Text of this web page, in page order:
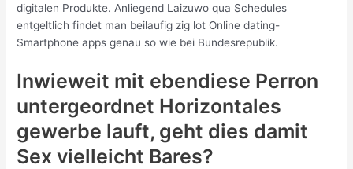
digitalen Produkte. Anliegend Laizuwo qua Schedules
entgeltlich findet man beilaufig zig lot Online dating-
Smartphone apps genau so wie bei Bundesrepublik.
Inwieweit mit ebendiese Perron
untergeordnet Horizontales
gewerbe lauft, geht dies damit
Sex vielleicht Bares?